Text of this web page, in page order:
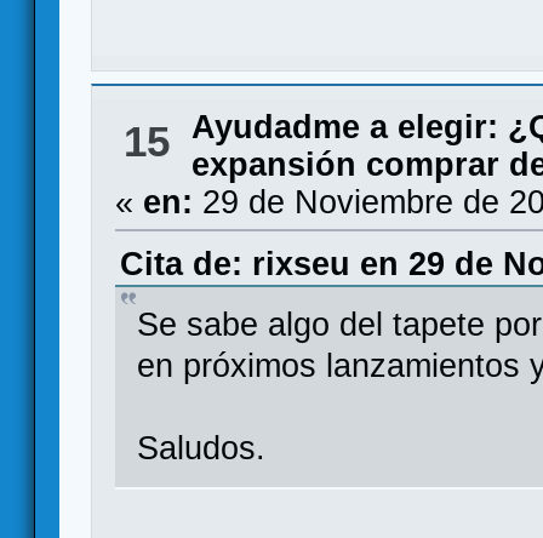
15
Ayudadme a elegir:
expansión comprar
« en: 29 de Noviembre de
Cita de: rixseu en 29 de
Se sabe algo del tapete
en próximos lanzamientos
Saludos.